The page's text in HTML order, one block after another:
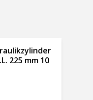
225 mm 10